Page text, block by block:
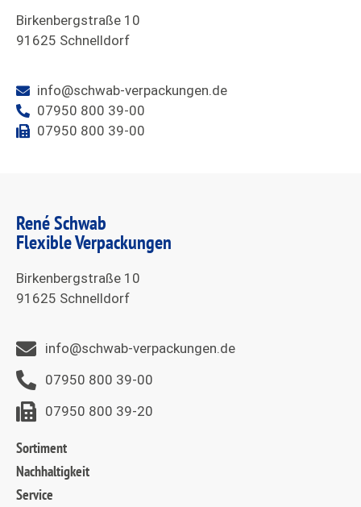
Birkenbergstraße 10
91625 Schnelldorf
info@schwab-verpackungen.de
07950 800 39-00
07950 800 39-00
René Schwab
Flexible Verpackungen
Birkenbergstraße 10
91625 Schnelldorf
info@schwab-verpackungen.de
07950 800 39-00
07950 800 39-20
Sortiment
Nachhaltigkeit
Service